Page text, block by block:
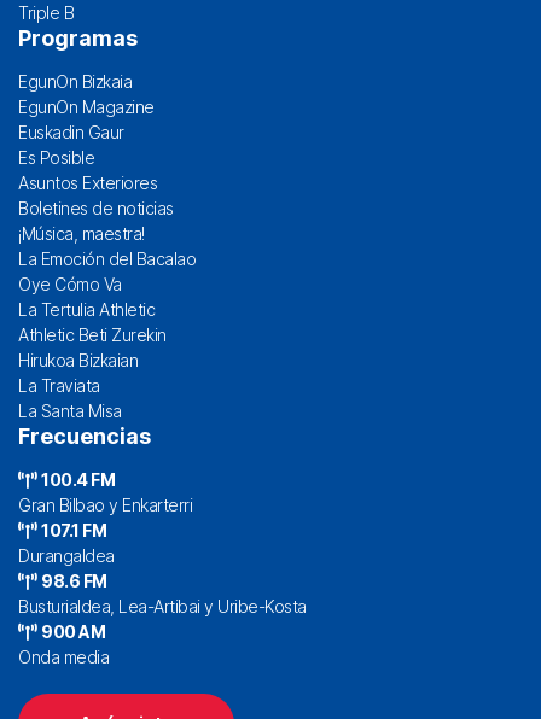
Triple B
Programas
EgunOn Bizkaia
EgunOn Magazine
Euskadin Gaur
Es Posible
Asuntos Exteriores
Boletines de noticias
¡Música, maestra!
La Emoción del Bacalao
Oye Cómo Va
La Tertulia Athletic
Athletic Beti Zurekin
Hirukoa Bizkaian
La Traviata
La Santa Misa
Frecuencias
100.4 FM
Gran Bilbao y Enkarterri
107.1 FM
Durangaldea
98.6 FM
Busturialdea, Lea-Artibai y Uribe-Kosta
900 AM
Onda media